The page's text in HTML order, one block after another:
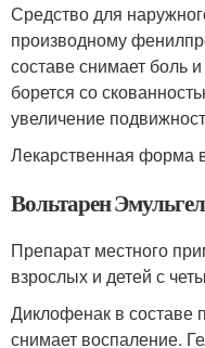
Средство для
производному
составе снимает боль
борется со
увеличение
Лекарственная форма
Вольтарен
Препарат местного
взрослых и детей с
Диклофенак в составе
снимает воспаление.